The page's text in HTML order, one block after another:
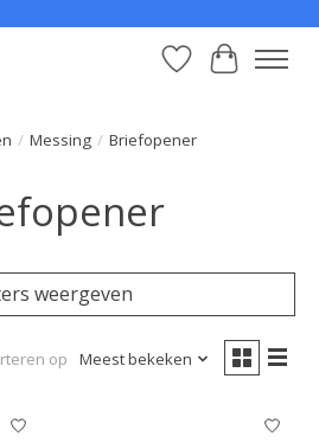
Verlanglijst
/ Messing / Briefopener
weergeven
op Meest bekeken